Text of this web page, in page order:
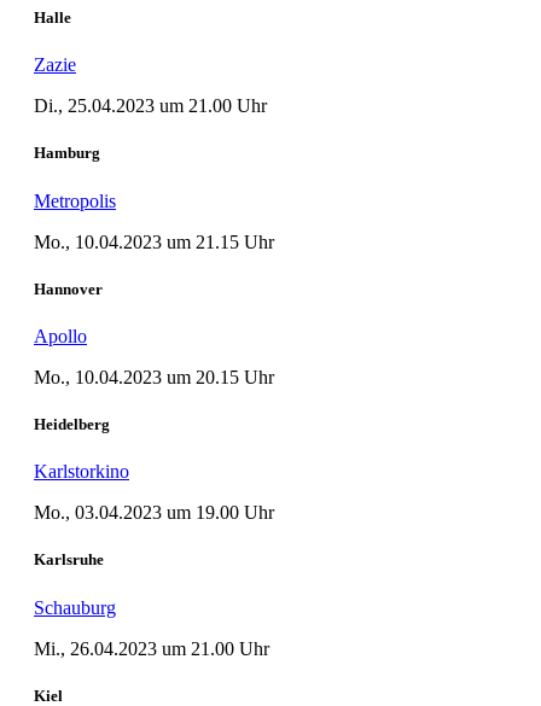
Halle
Zazie
Di., 25.04.2023 um 21.00 Uhr
Hamburg
Metropolis
Mo., 10.04.2023 um 21.15 Uhr
Hannover
Apollo
Mo., 10.04.2023 um 20.15 Uhr
Heidelberg
Karlstorkino
Mo., 03.04.2023 um 19.00 Uhr
Karlsruhe
Schauburg
Mi., 26.04.2023 um 21.00 Uhr
Kiel